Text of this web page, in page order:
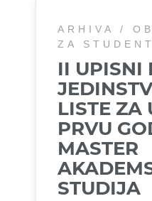
ARHIVA /
ZA
II UPISNI
LISTE ZA
PRVU
MASTER
STUDIJA